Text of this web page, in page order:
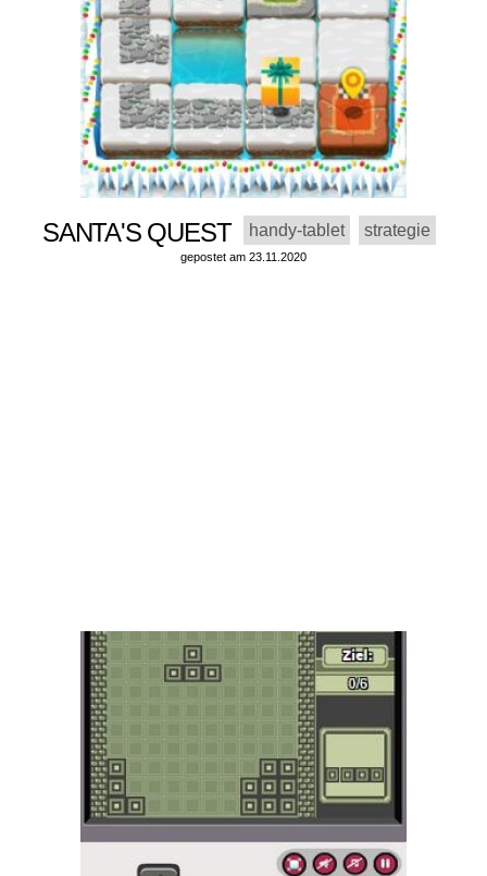
SANTA'S QUEST handy-tablet strategie
gepostet am 23.11.2020